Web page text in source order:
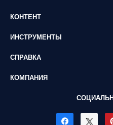
КОНТЕНТ
ИНСТРУМЕНТЫ
СПРАВКА
КОМПАНИЯ